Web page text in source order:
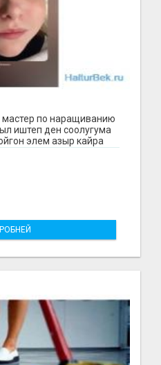
по наращиванию
иштеп ден соолугума
элем азыр кайра